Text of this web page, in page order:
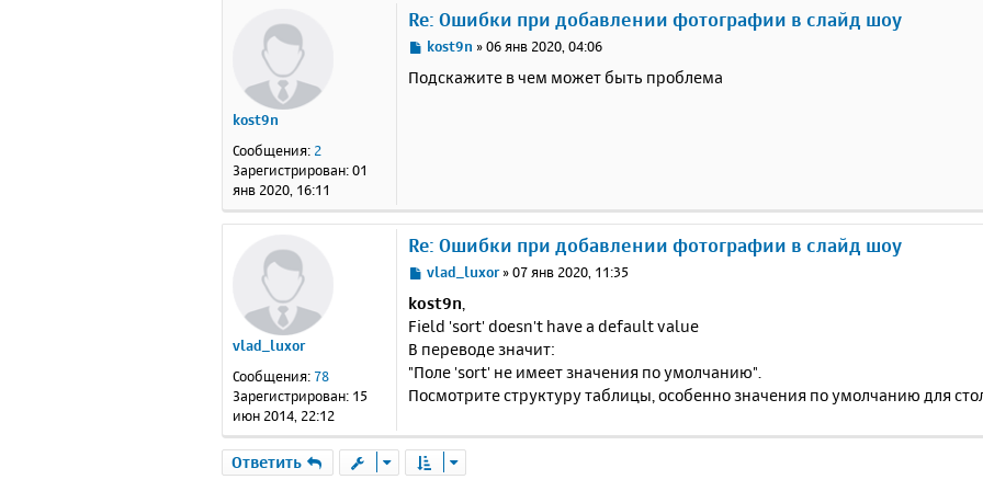
kost9n
Сообщения: 2
Зарегистрирован:01
янв 2020, 16:11
Re: Ошибки при добавлении фотографии в слайд шоу
С
о
kost9n »06 янв 2020, 04:06
Подскажите в чем может быть проблема
vlad_luxor
Сообщения: 78
Зарегистрирован: 15
июн 2014, 22:12
Re: Ошибки при добавлении фотографии в слайд шоу
С
о
б
щ
е
н
vlad_luxor»07 янв 2020, 11:35
kost9n,
Field 'sort' doesn't have a default value
В переводе значит:
"Поле 'sort' не имеет значения по умолчанию".
Посмотрите структуру таблицы, особенно значения по умолчанию для
Ответить